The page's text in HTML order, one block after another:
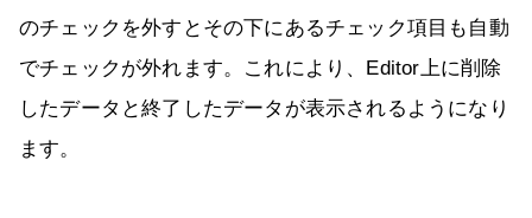
のチェックを外すとその下にあるチェック項目も自動
でチェックが外れます。これにより、Editor上に削除
したデータと終了したデータが表示されるようになり
ます。